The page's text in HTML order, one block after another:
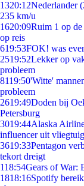
1320:12Nederlander
235 km/u
1620:09Ruim 1 op de
op reis
619:53FOK! was
2519:52Lekker op
probleem
8119:50'Witte'
probleem
2619:49Doden bij
Petersburg
3019:44Alaska
influencer uit vliegtuig
3619:33Pentagon
tekort dreigt
118:54Gears of War:
1818:16Spotify